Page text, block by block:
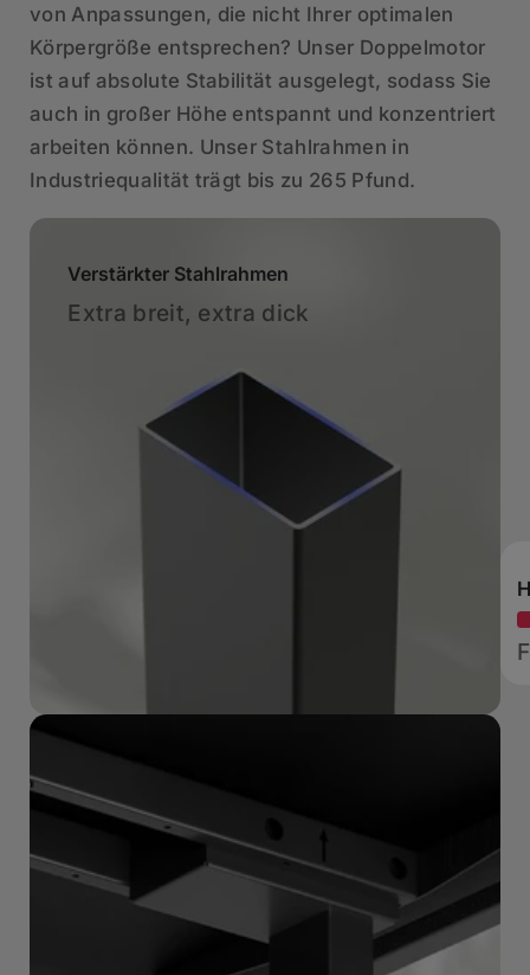
von Anpassungen, die nicht Ihrer optimalen
Körpergröße entsprechen? Unser Doppelmotor
ist auf absolute Stabilität ausgelegt, sodass Sie
auch in großer Höhe entspannt und konzentriert
arbeiten können. Unser Stahlrahmen in
Industriequalität trägt bis zu 265 Pfund.
Verstärkter Stahlrahmen
Extra breit, extra dick